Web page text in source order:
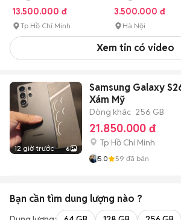
hành
13.500.000 đ
Tp Hồ Chí Minh
3.500.000 đ
Hà Nội
Xem tin có video
12 giờ trước 6
Samsung Galaxy
Xám Mỹ
Dòng khác 256 GB
21.850.000 đ
Tp Hồ Chí Minh
5.0 59 đã bán
Bạn cần tìm dung lượng nào ?